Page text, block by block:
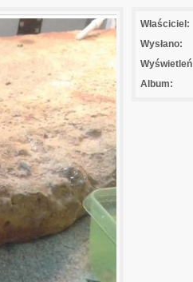
Właściciel:
Wysłano:
Wyświetleń
Album: